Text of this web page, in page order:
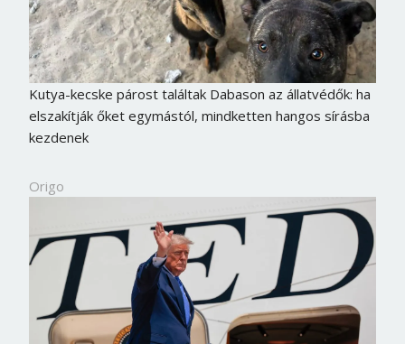
Kutya-kecske párost találtak Dabason az állatvédők: ha
elszakítják őket egymástól, mindketten hangos sírásba
kezdenek
Origo